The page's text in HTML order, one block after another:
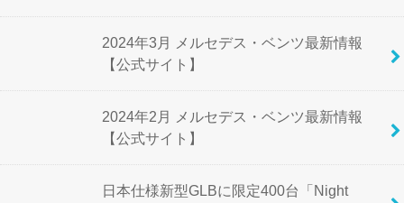
2024年3月 メルセデス・ベンツ最新情報
【公式サイト】
2024年2月 メルセデス・ベンツ最新情報
【公式サイト】
日本仕様新型GLBに限定400台「Night